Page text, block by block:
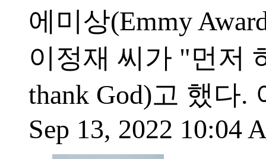
에미상(Emmy
이정재 씨가 "먼저
thank God)고 했다
Sep 13, 2022 10:04